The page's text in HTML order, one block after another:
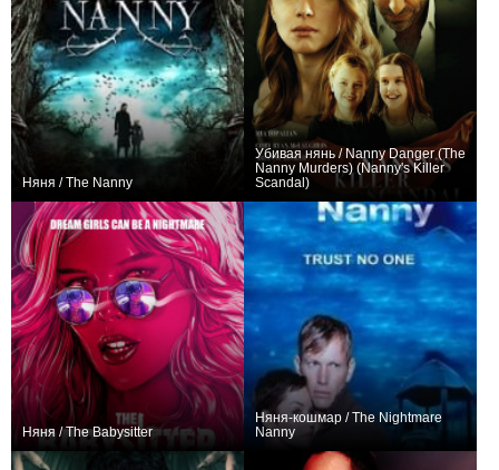
Няня / The Nanny
Убивая нянь / Nanny Danger (The
Nanny Murders) (Nanny's Killer
Scandal)
Няня / The Babysitter
Няня-кошмар / The Nightmare
Nanny